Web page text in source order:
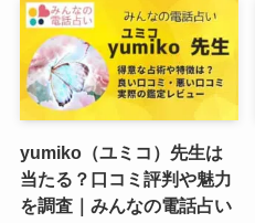
yumiko（ユミコ）先生は
当たる？口コミ評判や魅力
を調査｜みんなの電話占い